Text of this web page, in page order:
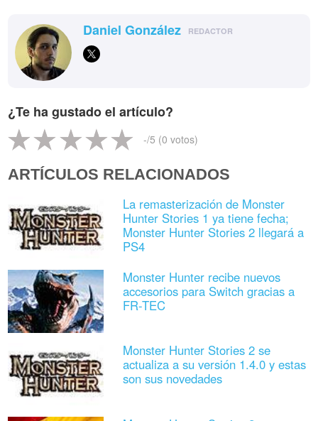
Daniel González REDACTOR
¿Te ha gustado el artículo?
-/5 (0 votos)
ARTÍCULOS RELACIONADOS
La remasterización de Monster
Hunter Stories 1 ya tiene fecha;
Monster Hunter Stories 2 llegará a
PS4
Monster Hunter recibe nuevos
accesorios para Switch gracias a
FR-TEC
Monster Hunter Stories 2 se
actualiza a su versión 1.4.0 y estas
son sus novedades